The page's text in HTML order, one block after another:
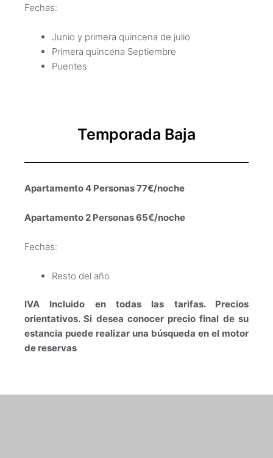
Fechas:
Junio y primera quincena de julio
Primera quincena Septiembre
Puentes
Temporada Baja
Apartamento 4 Personas 77€/noche
Apartamento 2 Personas 65€/noche
Fechas:
Resto del año
IVA Incluido en todas las tarifas. Precios
orientativos. Si desea conocer precio final de su
estancia puede realizar una búsqueda en el motor
de reservas